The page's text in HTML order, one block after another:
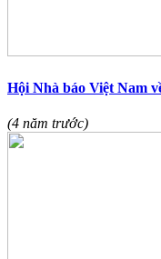
Hội Nhà báo Việt Nam
(4 năm trước)